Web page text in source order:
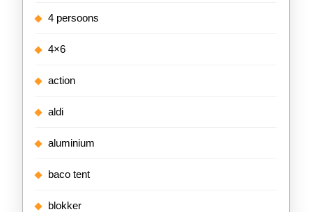
4 persoons
4×6
action
aldi
aluminium
baco tent
blokker